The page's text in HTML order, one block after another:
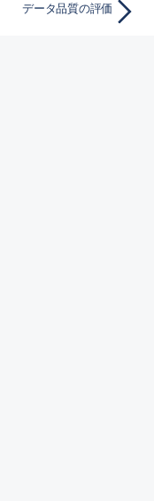
データ品質の評価